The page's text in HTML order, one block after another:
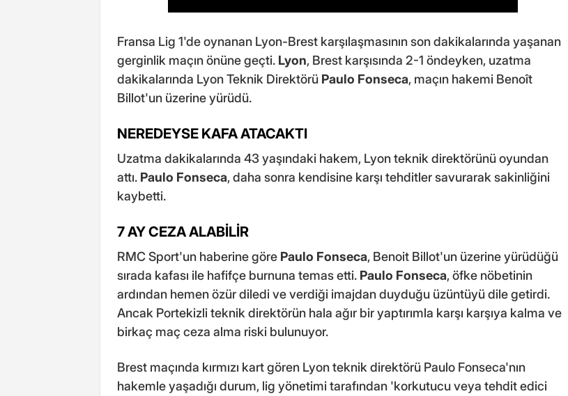
Fransa Lig 1'de oynanan Lyon-Brest karşılaşmasının son dakikalarında yaşanan
gerginlik maçın önüne geçti. Lyon, Brest karşısında 2-1 öndeyken, uzatma
dakikalarında Lyon Teknik Direktörü Paulo Fonseca, maçın hakemi Benoît
Billot'un üzerine yürüdü.
NEREDEYSE KAFA ATACAKTI
Uzatma dakikalarında 43 yaşındaki hakem, Lyon teknik direktörünü oyundan
attı. Paulo Fonseca, daha sonra kendisine karşı tehditler savurarak sakinliğini
kaybetti.
7 AY CEZA ALABİLİR
RMC Sport'un haberine göre Paulo Fonseca, Benoit Billot'un üzerine yürüdüğü
sırada kafası ile hafifçe burnuna temas etti. Paulo Fonseca, öfke nöbetinin
ardından hemen özür diledi ve verdiği imajdan duyduğu üzüntüyü dile getirdi.
Ancak Portekizli teknik direktörün hala ağır bir yaptırımla karşı karşıya kalma ve
birkaç maç ceza alma riski bulunuyor.
Brest maçında kırmızı kart gören Lyon teknik direktörü Paulo Fonseca'nın
hakemle yaşadığı durum, lig yönetimi tarafından 'korkutucu veya tehdit edici